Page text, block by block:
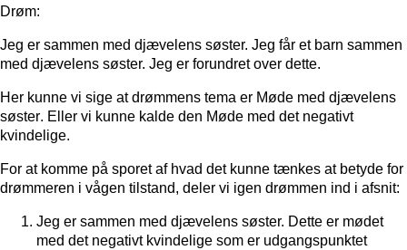
Drøm:
Jeg er sammen med djævelens søster. Jeg får et barn sammen
med djævelens søster. Jeg er forundret over dette.
Her kunne vi sige at drømmens tema er Møde med djævelens
søster. Eller vi kunne kalde den Møde med det negativt
kvindelige.
For at komme på sporet af hvad det kunne tænkes at betyde for
drømmeren i vågen tilstand, deler vi igen drømmen ind i afsnit:
Jeg er sammen med djævelens søster. Dette er mødet
med det negativt kvindelige som er udgangspunktet